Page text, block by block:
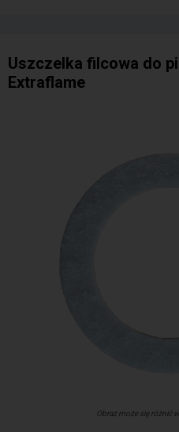
Uszczelka filcowa do
Extraflame
Obraz może się różnić